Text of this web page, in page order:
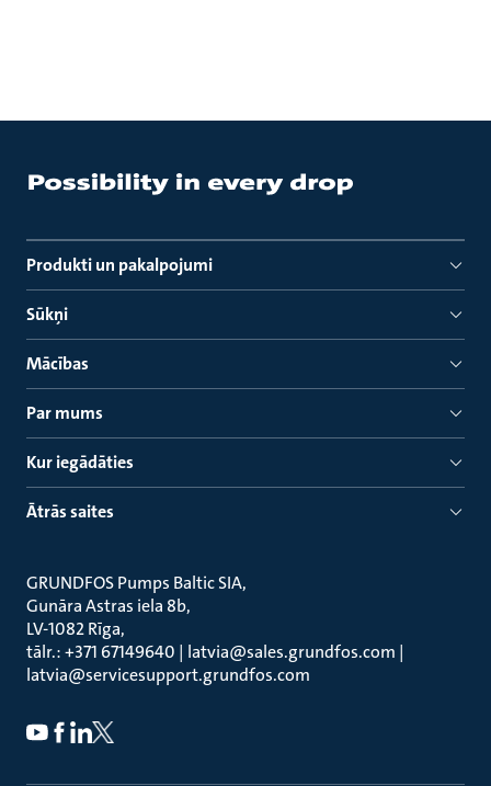
Produkti un pakalpojumi
Sūkņi
Mācības
Par mums
Kur iegādāties
Ātrās saites
GRUNDFOS Pumps Baltic SIA
Gunāra Astras iela 8b
LV-1082 Rīga
tālr.: +371 67149640 | latvia@sales.grundfos.com |
latvia@servicesupport.grundfos.com